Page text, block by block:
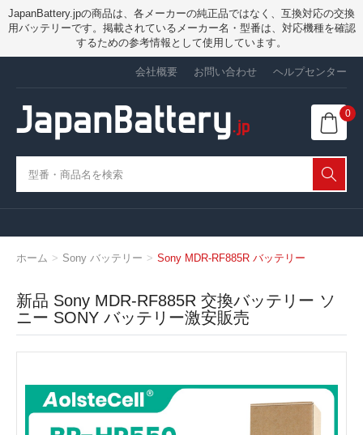
JapanBattery.jpの商品は、各メーカーの純正品ではなく、互換対応の交換
用バッテリーです。掲載されているメーカー名・型番は、対応機種を確認
するための参考情報として使用しています。
会社概要 お問い合わせ ヘルプセンター
0
ホーム Sony バッテリー Sony MDR-RF885R バッテリー
新品 Sony MDR-RF885R 交換バッテリー ソ
ニー SONY バッテリー激安販売